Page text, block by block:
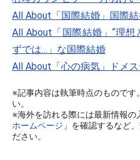
All About「国際結婚」国際
All About「国際結婚」“理
ずでは…」な国際結婚
All About「心の病気」ドメ
※記事内容は執筆時点のものです
い。
※海外を訪れる際には最新情報の
ホームページ 」を確認するなど
ださい。